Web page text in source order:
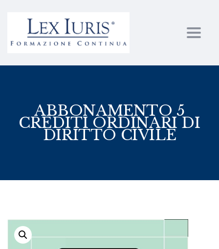
ABBONAMENTO 5
CREDITI ORDINARI DI
DIRITTO CIVILE